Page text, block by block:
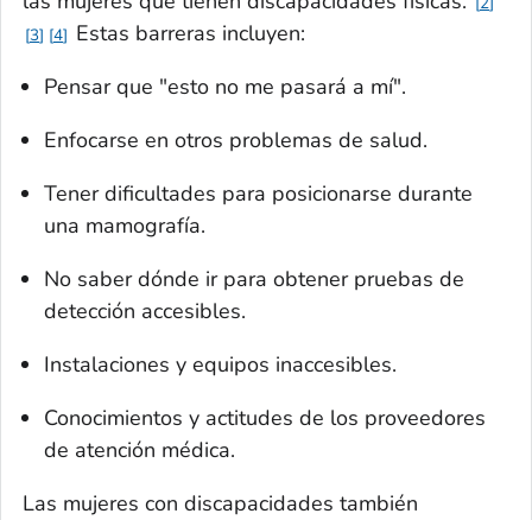
3
4
Estas barreras incluyen:
Pensar que "esto no me pasará a mí".
Enfocarse en otros problemas de salud.
Tener dificultades para posicionarse durante
una mamografía.
No saber dónde ir para obtener pruebas de
detección accesibles.
Instalaciones y equipos inaccesibles.
Conocimientos y actitudes de los proveedores
de atención médica.
Las mujeres con discapacidades también